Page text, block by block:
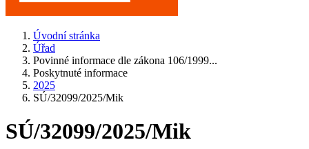
Úvodní stránka
Úřad
Povinné informace dle zákona 106/1999...
Poskytnuté informace
2025
SÚ/32099/2025/Mik
SÚ/32099/2025/Mik